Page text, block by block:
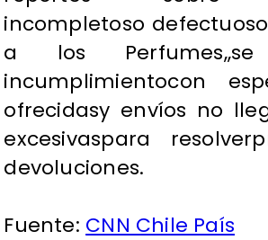
incompletoso
a los Perfumes,
incumplimientocon
ofrecidasy envíos no
excesivaspara
devoluciones.
Fuente: CNN Chile País